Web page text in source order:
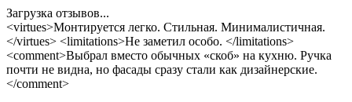
Загрузка отзывов...
<virtues>Монтируется легко. Стильная. Минималистичная.
</virtues> <limitations>Не заметил особо. </limitations>
<comment>Выбрал вместо обычных «скоб» на кухню. Ручка
почти не видна, но фасады сразу стали как дизайнерские.
</comment>